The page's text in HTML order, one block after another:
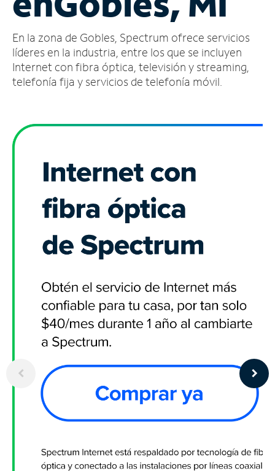
cuenta
Encuentra
una
tienda
En la zona de Gobles, Spectrum ofrece servicios
líderes en la industria, entre los que se incluyen
Internet con fibra óptica, televisión y streaming,
telefonía fija y servicios de telefonía móvil.